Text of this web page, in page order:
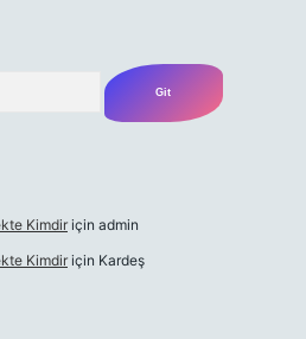
Kimdir için admin
Kimdir için Kardeş